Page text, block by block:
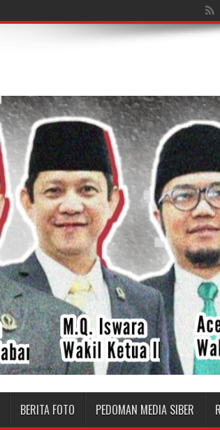
BERITA FOTO PEDOMAN MEDIA SIBER